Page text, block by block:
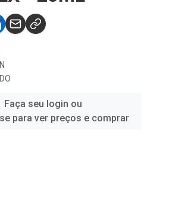
Faça seu login ou
para ver preços e comprar